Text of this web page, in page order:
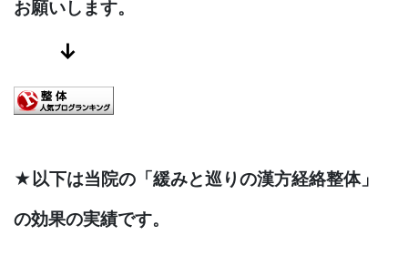
お願いします。
↓
★以下は当院の「緩みと巡りの漢方経絡整体」
の効果の実績です。